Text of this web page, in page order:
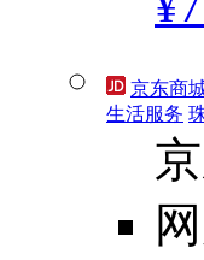
京东商
生活服务